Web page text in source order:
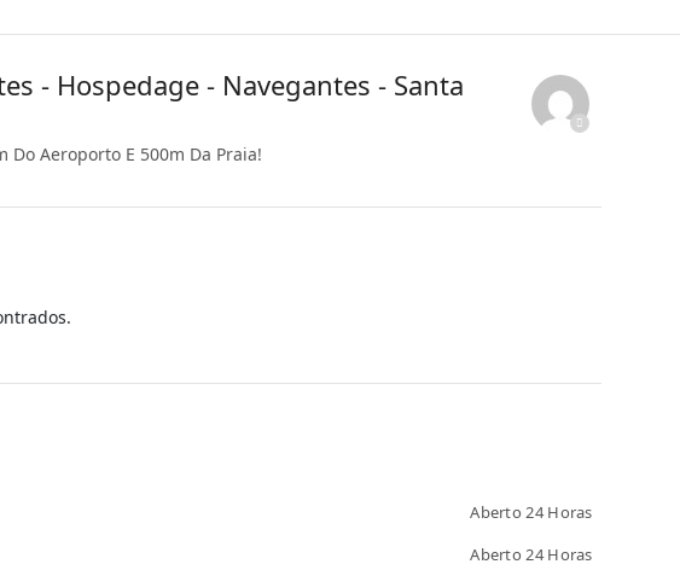
- Hospedage - Navegantes - Santa
Do Aeroporto E 500m Da Praia!
Aberto 24 Horas
Aberto 24 Horas